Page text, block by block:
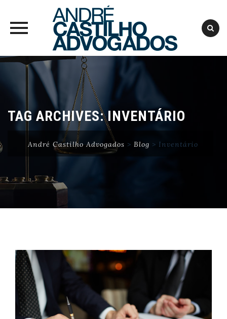
Skip
TAG ARCHIVES:INVENTÁRIO
André Castilho Advogados > Blog > Inventário